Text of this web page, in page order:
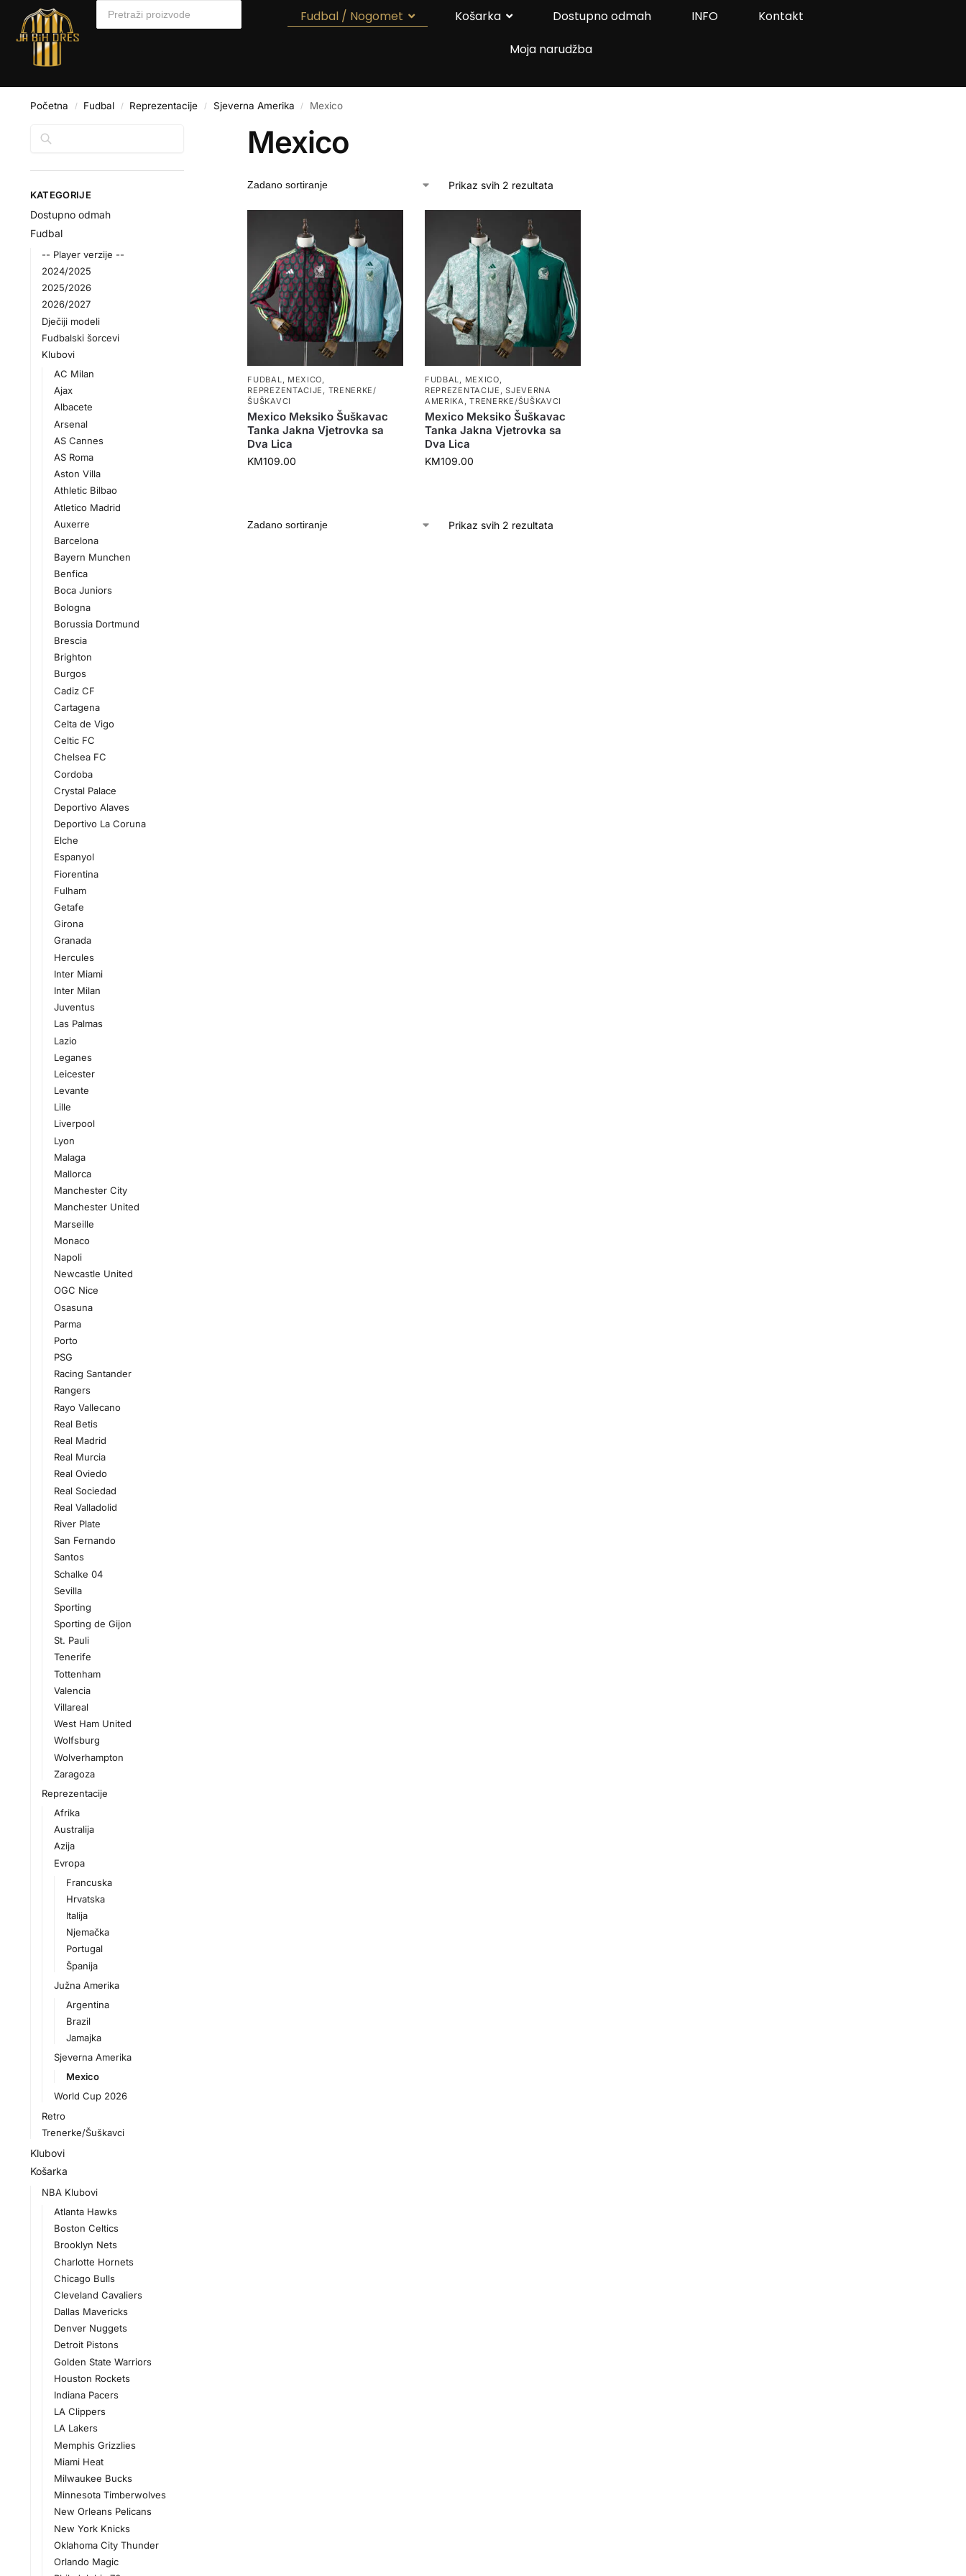
Fudbal / Nogomet Košarka Dostupno odmah INFO
Kontakt
Moja narudžba
Početna / Fudbal / Reprezentacije / Sjeverna Amerika / Mexico
Mexico
Prikaz svih 2 rezultata
FUDBAL MEXICO
REPREZENTACIJE
TRENERKE/
ŠUŠKAVCI
Mexico Meksiko Šuškavac
Tanka Jakna Vjetrovka sa
Dva Lica
KM109.00
FUDBAL MEXICO
REPREZENTACIJE
,SJEVERNA
AMERIKA
,TRENERKE/ŠUŠKAVCI
Mexico Meksiko Šuškavac
Tanka Jakna Vjetrovka sa
Dva Lica
KM109.00
Prikaz svih 2 rezultata
KATEGORIJE
Dostupno odmah
Fudbal
-- Player verzije --
2024/2025
2025/2026
2026/2027
Dječiji modeli
Fudbalski šorcevi
Klubovi
AC Milan
Ajax
Albacete
Arsenal
AS Cannes
AS Roma
Aston Villa
Athletic Bilbao
Atletico Madrid
Auxerre
Barcelona
Bayern Munchen
Benfica
Boca Juniors
Bologna
Borussia Dortmund
Brescia
Brighton
Burgos
Cadiz CF
Cartagena
Celta de Vigo
Celtic FC
Chelsea FC
Cordoba
Crystal Palace
Deportivo Alaves
Deportivo La Coruna
Elche
Espanyol
Fiorentina
Fulham
Getafe
Girona
Granada
Hercules
Inter Miami
Inter Milan
Juventus
Las Palmas
Lazio
Leganes
Leicester
Levante
Lille
Liverpool
Lyon
Malaga
Mallorca
Manchester City
Manchester United
Marseille
Monaco
Napoli
Newcastle United
OGC Nice
Osasuna
Parma
Porto
PSG
Racing Santander
Rangers
Rayo Vallecano
Real Betis
Real Madrid
Real Murcia
Real Oviedo
Real Sociedad
Real Valladolid
River Plate
San Fernando
Santos
Schalke 04
Sevilla
Sporting
Sporting de Gijon
St. Pauli
Tenerife
Tottenham
Valencia
Villareal
West Ham United
Wolfsburg
Wolverhampton
Zaragoza
Reprezentacije
Afrika
Australija
Azija
Evropa
Francuska
Hrvatska
Italija
Njemačka
Portugal
Španija
Južna Amerika
Argentina
Brazil
Jamajka
Sjeverna Amerika
Mexico
World Cup 2026
Retro
Trenerke/Šuškavci
Klubovi
Košarka
NBA Klubovi
Atlanta Hawks
Boston Celtics
Brooklyn Nets
Charlotte Hornets
Chicago Bulls
Cleveland Cavaliers
Dallas Mavericks
Denver Nuggets
Detroit Pistons
Golden State Warriors
Houston Rockets
Indiana Pacers
LA Clippers
LA Lakers
Memphis Grizzlies
Miami Heat
Milwaukee Bucks
Minnesota Timberwolves
New Orleans Pelicans
New York Knicks
Oklahoma City Thunder
Orlando Magic